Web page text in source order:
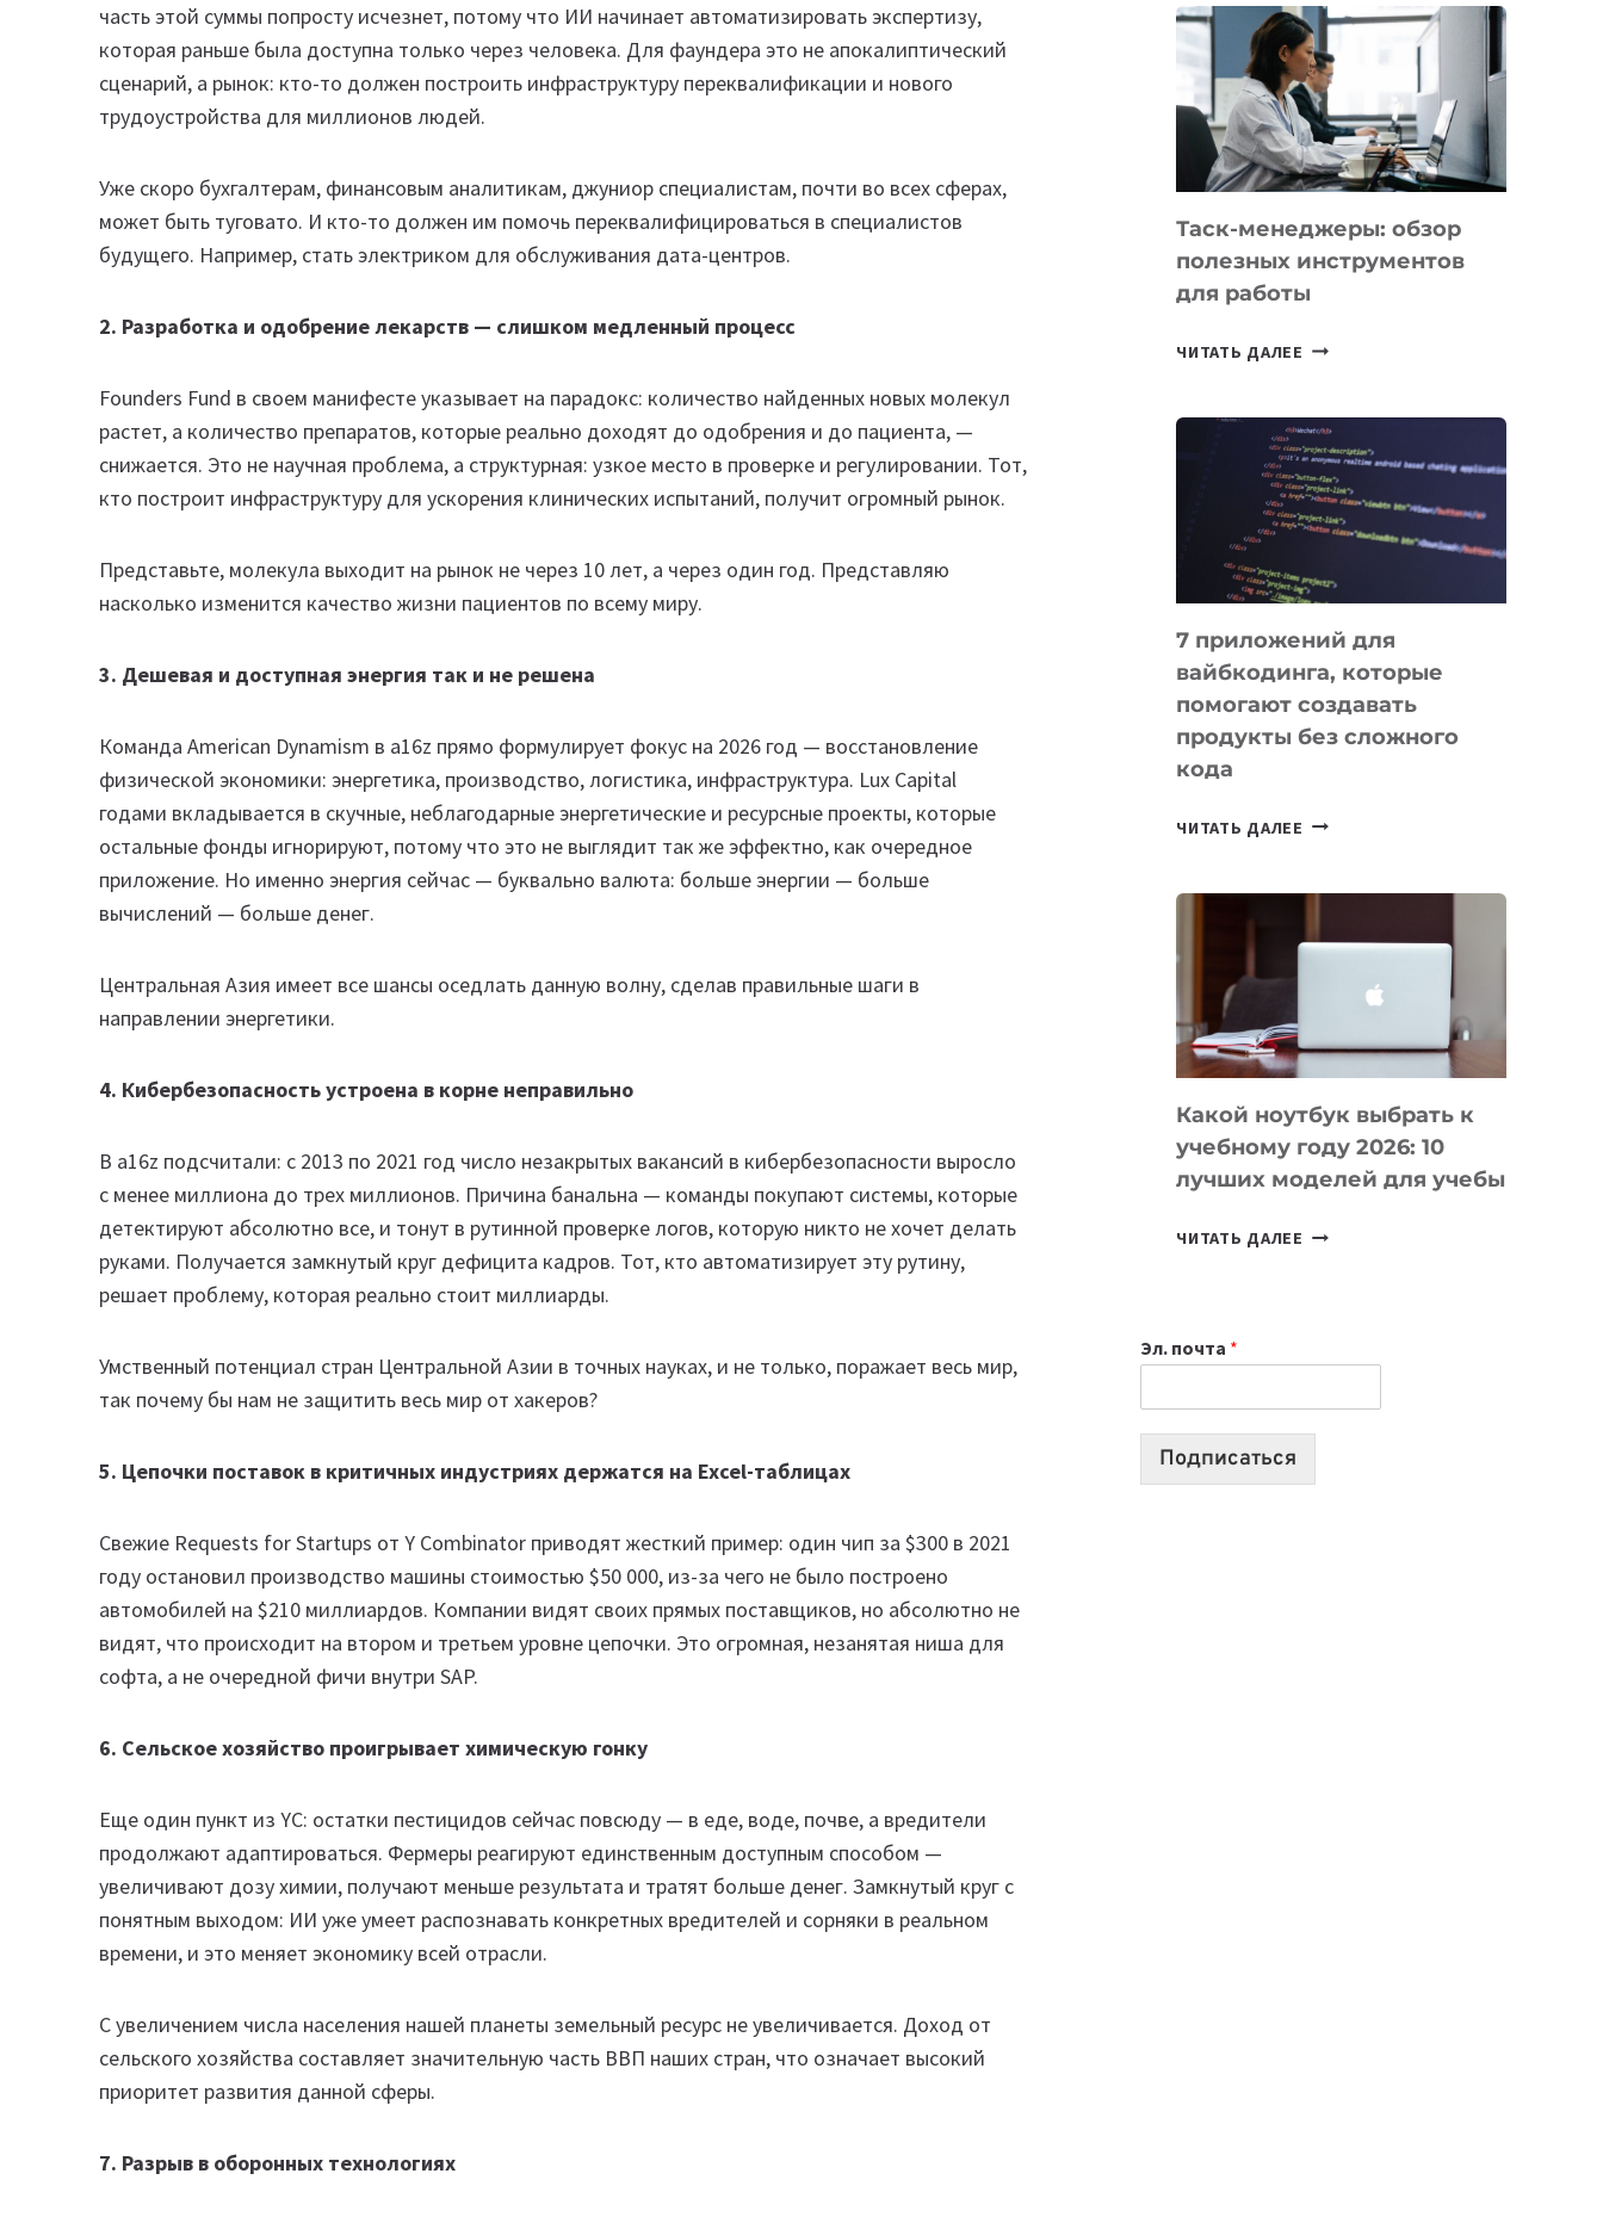
часть этой суммы попросту исчезнет, потому что ИИ начинает автоматизировать экспертизу,
которая раньше была доступна только через человека. Для фаундера это не апокалиптический
сценарий, а рынок: кто-то должен построить инфраструктуру переквалификации и нового
трудоустройства для миллионов людей.
Уже скоро бухгалтерам, финансовым аналитикам, джуниор специалистам, почти во всех сферах,
может быть туговато. И кто-то должен им помочь переквалифицироваться в специалистов
будущего. Например, стать электриком для обслуживания дата-центров.
2. Разработка и одобрение лекарств — слишком медленный процесс
Founders Fund в своем манифесте указывает на парадокс: количество найденных новых молекул
растет, а количество препаратов, которые реально доходят до одобрения и до пациента, —
снижается. Это не научная проблема, а структурная: узкое место в проверке и регулировании. Тот,
кто построит инфраструктуру для ускорения клинических испытаний, получит огромный рынок.
Представьте, молекула выходит на рынок не через 10 лет, а через один год. Представляю
насколько изменится качество жизни пациентов по всему миру.
3. Дешевая и доступная энергия так и не решена
Команда American Dynamism в a16z прямо формулирует фокус на 2026 год — восстановление
физической экономики: энергетика, производство, логистика, инфраструктура. Lux Capital
годами вкладывается в скучные, неблагодарные энергетические и ресурсные проекты, которые
остальные фонды игнорируют, потому что это не выглядит так же эффектно, как очередное
приложение. Но именно энергия сейчас — буквально валюта: больше энергии — больше
вычислений — больше денег.
Центральная Азия имеет все шансы оседлать данную волну, сделав правильные шаги в
направлении энергетики.
4. Кибербезопасность устроена в корне неправильно
В a16z подсчитали: с 2013 по 2021 год число незакрытых вакансий в кибербезопасности выросло
с менее миллиона до трех миллионов. Причина банальна — команды покупают системы, которые
детектируют абсолютно все, и тонут в рутинной проверке логов, которую никто не хочет делать
руками. Получается замкнутый круг дефицита кадров. Тот, кто автоматизирует эту рутину,
решает проблему, которая реально стоит миллиарды.
Умственный потенциал стран Центральной Азии в точных науках, и не только, поражает весь мир,
так почему бы нам не защитить весь мир от хакеров?
5. Цепочки поставок в критичных индустриях держатся на Excel-таблицах
Свежие Requests for Startups от Y Combinator приводят жесткий пример: один чип за $300 в 2021
году остановил производство машины стоимостью $50 000, из-за чего не было построено
автомобилей на $210 миллиардов. Компании видят своих прямых поставщиков, но абсолютно не
видят, что происходит на втором и третьем уровне цепочки. Это огромная, незанятая ниша для
софта, а не очередной фичи внутри SAP.
6. Сельское хозяйство проигрывает химическую гонку
Еще один пункт из YC: остатки пестицидов сейчас повсюду — в еде, воде, почве, а вредители
продолжают адаптироваться. Фермеры реагируют единственным доступным способом —
увеличивают дозу химии, получают меньше результата и тратят больше денег. Замкнутый круг с
понятным выходом: ИИ уже умеет распознавать конкретных вредителей и сорняки в реальном
времени, и это меняет экономику всей отрасли.
С увеличением числа населения нашей планеты земельный ресурс не увеличивается. Доход от
сельского хозяйства составляет значительную часть ВВП наших стран, что означает высокий
приоритет развития данной сферы.
7. Разрыв в оборонных технологиях
НОВЫЕ
ПРЕДМЕТЫ
ПО
ИСКУССТВЕННОМУ
ИНТЕЛЛЕКТУ
Таск-менеджеры: обзор
полезных инструментов
для работы
ЧИТАТЬ ДАЛЕЕ ТАСК-
ПОЛЕЗНЫХ
ИНСТРУМЕНТОВ
ДЛЯ
РАБОТЫ
7 приложений для
вайбкодинга, которые
помогают создавать
продукты без сложного
кода
ЧИТАТЬ ДАЛЕЕ
КОТОРЫЕ
СОЗДАВАТЬ
БЕЗ
КОДА
Какой ноутбук выбрать к
учебному году 2026: 10
лучших моделей для учебы
ЧИТАТЬ ДАЛЕЕ КАКОЙ
2026:
10
Эл. почта *
Подписаться